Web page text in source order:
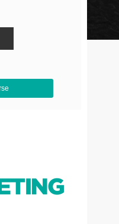
los derechos
Aviso de Privacidad